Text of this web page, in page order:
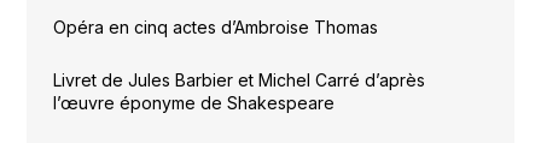
Opéra en cinq actes d’Ambroise Thomas
Livret de Jules Barbier et Michel Carré d’après
l’œuvre éponyme de Shakespeare